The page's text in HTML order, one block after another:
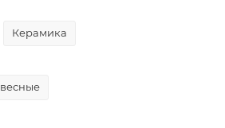
Керамика